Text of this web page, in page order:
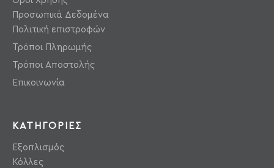
Προσωπικά Δεδομένα
Πολιτική επιστροφών
Τρόποι Πληρωμής
Τρόποι Αποστολής
Επικοινωνία
ΚΑΤΗΓΟΡΙΕΣ
Εξοπλισμός
Κόλλες